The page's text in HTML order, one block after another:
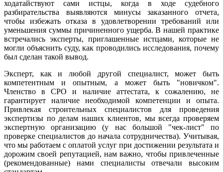
ходатайствуют сами истцы, когда в ходе судебного
разбирательства выявляются минусы заказанного отчета,
чтобы избежать отказа в удовлетворении требований или
уменьшения суммы причиненного ущерба. В нашей практике
встречались эксперты, приглашенные истцами, которые не
могли объяснить суду, как проводились исследования, почему
был сделан такой вывод.
Эксперт, как и любой другой специалист, может быть
компетентным и опытным, а может быть "новичком".
Членство в СРО и наличие аттестата, к сожалению, не
гарантирует наличие необходимой компетенции и опыта.
Привлекая строительных специалистов для проведения
экспертизы по делам наших клиентов, мы всегда проверяем
экспертную организацию (у нас большой "чек-лист" по
проверке специалистов до начала сотрудничества). Учитывая,
что мы работаем с оплатой услуг при достижении результата и
дорожим своей репутацией, нам важно, чтобы привлеченные
(рекомендованные) нами специалисты отвечали высоким